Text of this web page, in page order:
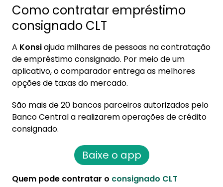
Como contratar empréstimo
consignado CLT
A Konsiajuda milhares de pessoas na contratação
de empréstimo consignado. Por meio de um
aplicativo, o comparador entrega as melhores
opções de taxas do mercado.
São mais de 20 bancos parceiros autorizados pelo
Banco Central a realizarem operações de crédito
consignado.
Baixe o app
Quem pode contratar o consignado CLT